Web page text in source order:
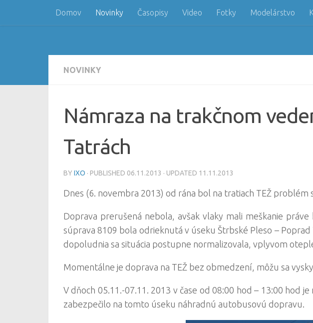
Skip to content
Domov Novinky Časopisy Video Fotky Modelárstvo
NOVINKY
Námraza na trakčnom
Tatrách
BY IXO · PUBLISHED 06.11.2013 · UPDATED 11.11.2013
Dnes (6. novembra 2013) od rána bol na tratiach TEŽ
Doprava prerušená nebola, avšak vlaky mali meškanie
súprava 8109 bola odrieknutá v úseku Štrbské Pleso –
dopoludnia sa situácia postupne normalizovala, vplyvom
Momentálne je doprava na TEŽ bez obmedzení, môžu sa
V dňoch 05.11.-07.11. 2013 v čase od 08:00 hod – 13:00 hod
zabezpečilo na tomto úseku náhradnú autobusovú dopravu.